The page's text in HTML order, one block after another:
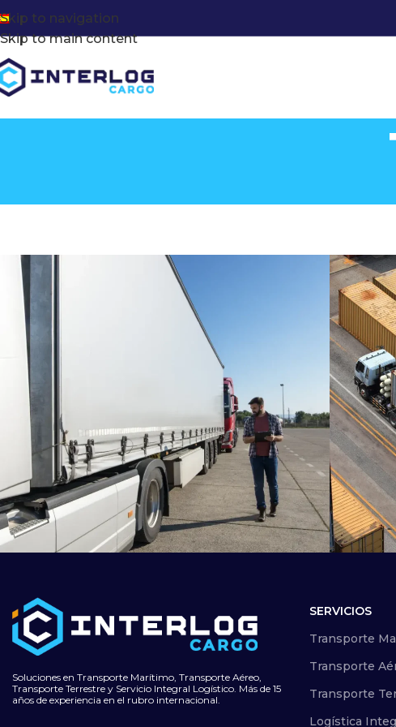
Skip to navigation
Skip to main content
Tierra
Transporte de contenedores a
Soluciones en Transporte Marítimo, Transporte Aéreo,
Transporte Terrestre y Servicio Integral Logístico. Más de 15
años de experiencia en el rubro internacional.
SERVICIOS
Transporte
Transporte
Transporte
Logística